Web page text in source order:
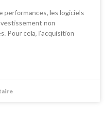
les logiciels
non
Pour cela, l’acquisition